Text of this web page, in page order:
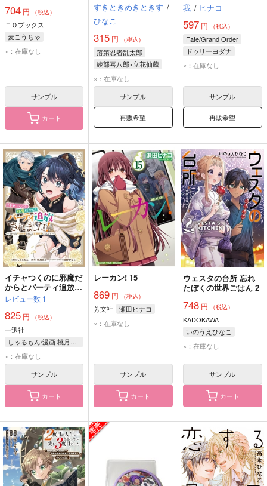
努力で不幸な歴史の改
変に挑みます～
@COMIC 2
704 円 （税込）
ＴＯブックス
麦こうちゃ
×：在庫なし
サンプル
カート
すきときめきときす /
ひなこ
315 円 （税込）
落第忍者乱太郎
綾部喜八郎×立花仙蔵
×：在庫なし
サンプル
再販希望
我 / ヒナコ
597円 （税込）
Fate/Grand Order
ドゥリーヨダナ
アーユス
×：在庫なし
サンプル
再販希望
イチャつくのに邪魔だ
からとパーティ追放さ
れました! それなら不
労所得目指して賃貸経
営いたします 1
レビュー数 1
825 円 （税込）
一迅社
しゃるもん/漫画 桃月とと/原作 桧野ひなこ/キャラクターデザイン
×：在庫なし
サンプル
カート
レーカン! 15
869 円 （税込）
芳文社
瀬田ヒナコ
×：在庫なし
サンプル
カート
ウェスタの台所 忘れ
たぼくの世界ごはん 2
748円 （税込）
KADOKAWA
いのうえひなこ
×：在庫なし
サンプル
カート